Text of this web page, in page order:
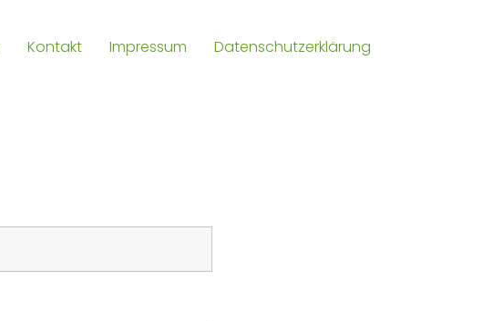
Kontakt Impressum Datenschutzerklärung